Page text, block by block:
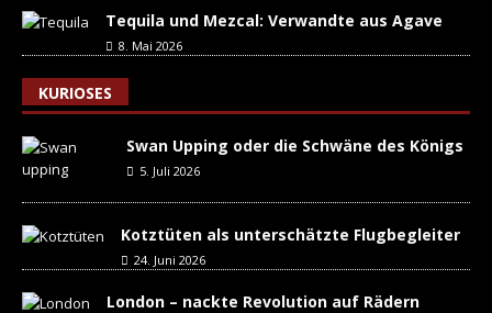
Tequila und Mezcal: Verwandte aus Agave
8. Mai 2026
KURIOSES
Swan Upping oder die Schwäne des Königs
5. Juli 2026
Kotztüten als unterschätzte Flugbegleiter
24. Juni 2026
London – nackte Revolution auf Rädern